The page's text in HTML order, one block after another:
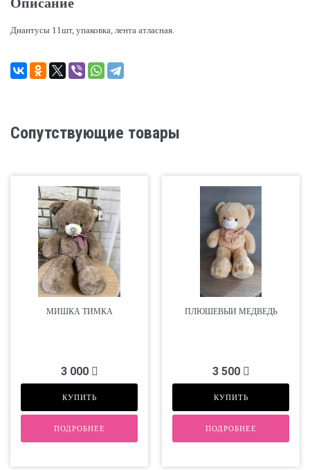
Диантусы 11шт, упаковка, лента атласная.
Сопутствующие товары
МИШКА ТИМКА
3 000
КУПИТЬ
ПОДРОБНЕЕ
ПЛЮШЕВЫЙ МЕДВЕДЬ
3 500
КУПИТЬ
ПОДРОБНЕЕ